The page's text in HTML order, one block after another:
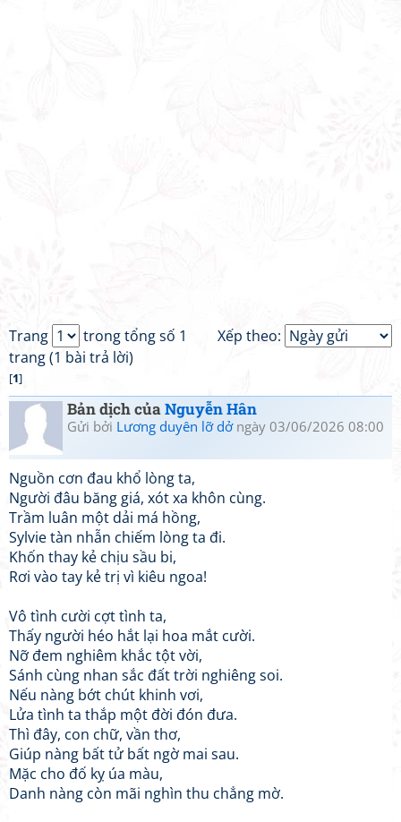
Xếp theo:
Trang
trong tổng số 1
trang (1 bài trả lời)
[1]
Bản dịch củaNguyễn Hân
Gửi bởi Lương duyên lỡ dởngày 03/06/2026 08:00
Nguồn cơn đau khổ lòng ta,
Người đâu băng giá, xót xa khôn cùng.
Trầm luân một dải má hồng,
Sylvie tàn nhẫn chiếm lòng ta đi.
Khốn thay kẻ chịu sầu bi,
Rơi vào tay kẻ trị vì kiêu ngoa!
Vô tình cười cợt tình ta,
Thấy người héo hắt lại hoa mắt cười.
Nỡ đem nghiêm khắc tột vời,
Sánh cùng nhan sắc đất trời nghiêng soi.
Nếu nàng bớt chút khinh vơi,
Lửa tình ta thắp một đời đón đưa.
Thì đây, con chữ, vần thơ,
Giúp nàng bất tử bất ngờ mai sau.
Mặc cho đố kỵ úa màu,
Danh nàng còn mãi nghìn thu chẳng mờ.